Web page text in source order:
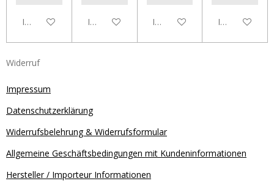
In den WarenkorbIn den WarenkorbIn den WarenkorbIn den
Widerruf
Impressum
Datenschutzerklärung
Widerrufsbelehrung & Widerrufsformular
Allgemeine Geschäftsbedingungen mit Kundeninformationen
Hersteller / Importeur Informationen